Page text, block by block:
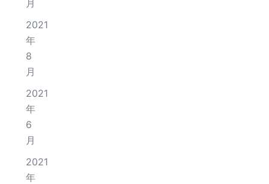
月
2021
年
8
月
2021
年
6
月
2021
年